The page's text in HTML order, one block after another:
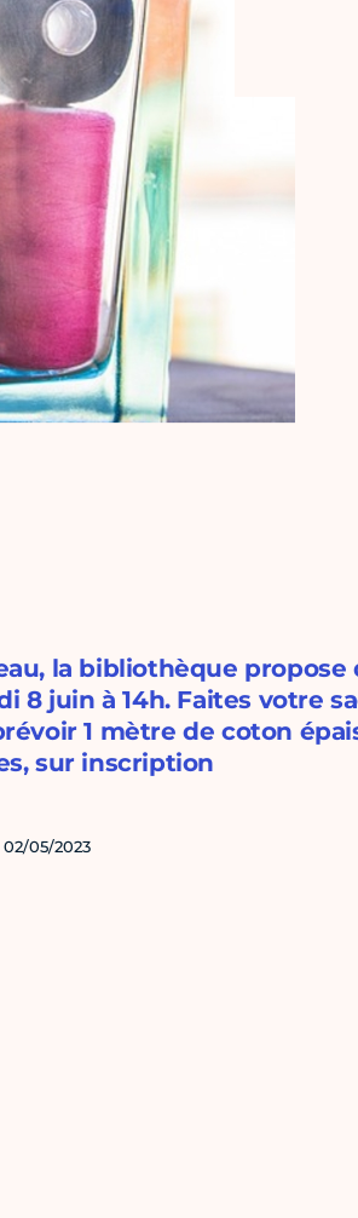
la bibliothèque
8 juin à 14h. Faites votre
1 mètre de coton
sur inscription
05/2023